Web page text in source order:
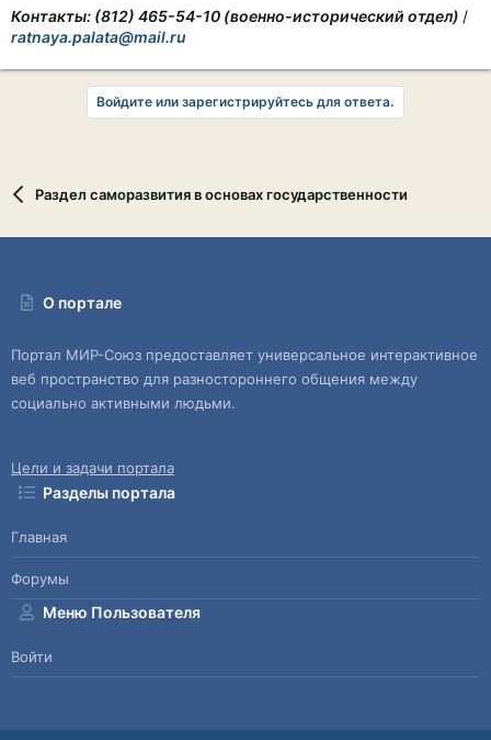
Контакты: (812) 465-54-10 (военно-исторический отдел) /
ratnaya.palata@mail.ru
Войдите или зарегистрируйтесь для ответа.
Раздел саморазвития в основах государственности
О портале
Портал МИР-Союз предоставляет универсальное интерактивное
веб пространство для разностороннего общения между
социально активными людьми.
Цели и задачи портала
Разделы портала
Главная
Форумы
Меню Пользователя
Войти